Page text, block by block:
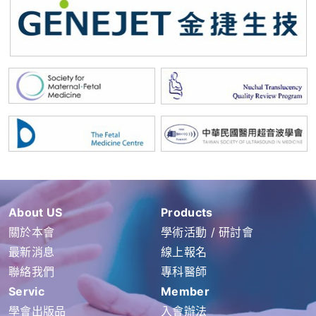
About US
關於本會
最新消息
聯絡我們
Products
學術活動 / 研討會
線上報名
專科醫師
Servic
學會出版品
Member
入會辦法